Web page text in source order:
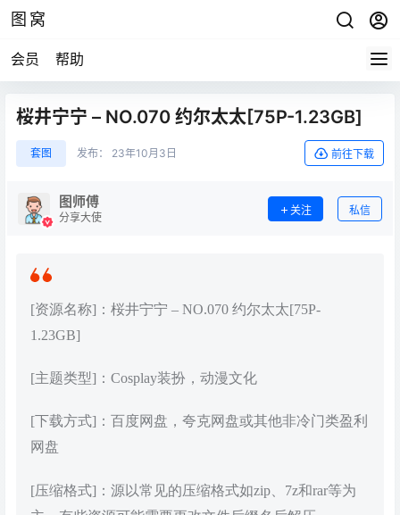
图窝
会员 帮助
桜井宁宁 – NO.070 约尔太太[75P-1.23GB]
套图 发布： 23年10月3日 前往下载
图师傅
分享大使
关注 私信
[资源名称]：桜井宁宁 – NO.070 约尔太太[75P-
1.23GB]
[主题类型]：Cosplay装扮，动漫文化
[下载方式]：百度网盘，夸克网盘或其他非冷门类盈利
网盘
[压缩格式]：源以常见的压缩格式如zip、7z和rar等为